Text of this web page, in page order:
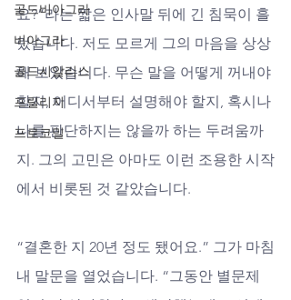
골드비아그라
비아그라
골드시알리스
프릴리지
프로코밀
요?”라는 짧은 인사말 뒤에 긴 침묵이 흘
렀습니다. 저도 모르게 그의 마음을 상상
해 보았습니다. 무슨 말을 어떻게 꺼내야
할지, 어디서부터 설명해야 할지, 혹시나
나를 판단하지는 않을까 하는 두려움까
지. 그의 고민은 아마도 이런 조용한 시작
에서 비롯된 것 같았습니다.
“결혼한 지 20년 정도 됐어요.” 그가 마침
내 말문을 열었습니다. “그동안 별문제